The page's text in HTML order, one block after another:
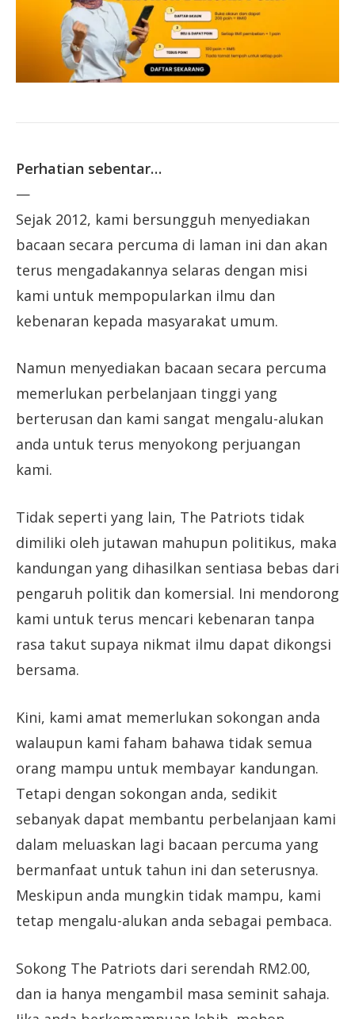
Perhatian sebentar…
—
Sejak 2012, kami bersungguh menyediakan
bacaan secara percuma di laman ini dan akan
terus mengadakannya selaras dengan misi
kami untuk mempopularkan ilmu dan
kebenaran kepada masyarakat umum.
Namun menyediakan bacaan secara percuma
memerlukan perbelanjaan tinggi yang
berterusan dan kami sangat mengalu-alukan
anda untuk terus menyokong perjuangan
kami.
Tidak seperti yang lain, The Patriots tidak
dimiliki oleh jutawan mahupun politikus, maka
kandungan yang dihasilkan sentiasa bebas dari
pengaruh politik dan komersial. Ini mendorong
kami untuk terus mencari kebenaran tanpa
rasa takut supaya nikmat ilmu dapat dikongsi
bersama.
Kini, kami amat memerlukan sokongan anda
walaupun kami faham bahawa tidak semua
orang mampu untuk membayar kandungan.
Tetapi dengan sokongan anda, sedikit
sebanyak dapat membantu perbelanjaan kami
dalam meluaskan lagi bacaan percuma yang
bermanfaat untuk tahun ini dan seterusnya.
Meskipun anda mungkin tidak mampu, kami
tetap mengalu-alukan anda sebagai pembaca.
Sokong The Patriots dari serendah RM2.00,
dan ia hanya mengambil masa seminit sahaja.